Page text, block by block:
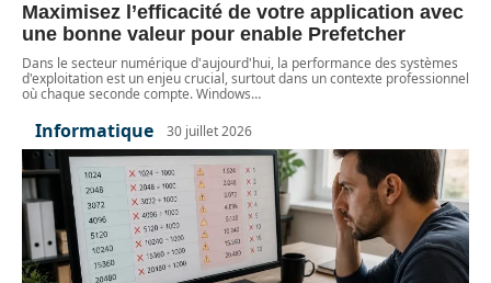
Maximisez l’efficacité de votre application avec
une bonne valeur pour enable Prefetcher
Dans le secteur numérique d'aujourd'hui, la performance des systèmes
d'exploitation est un enjeu crucial, surtout dans un contexte professionnel
où chaque seconde compte. Windows…
Informatique 30 juillet 2026